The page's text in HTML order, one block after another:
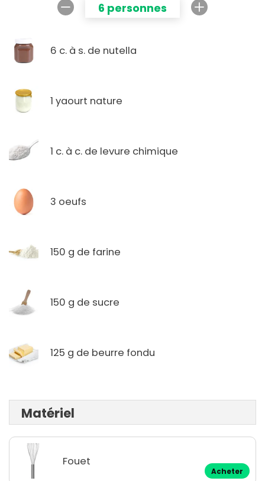
6 personnes
6 c. à s. de nutella
1 yaourt nature
1 c. à c. de levure chimique
3 oeufs
150 g de farine
150 g de sucre
125 g de beurre fondu
Matériel
Fouet
Acheter